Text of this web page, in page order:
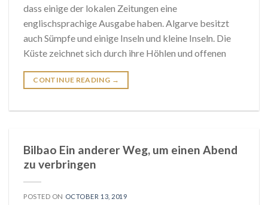
dass einige der lokalen Zeitungen eine
englischsprachige Ausgabe haben. Algarve besitzt
auch Sümpfe und einige Inseln und kleine Inseln. Die
Küste zeichnet sich durch ihre Höhlen und offenen
CONTINUE READING →
Bilbao Ein anderer Weg, um einen Abend
zu verbringen
POSTED ON OCTOBER 13, 2019